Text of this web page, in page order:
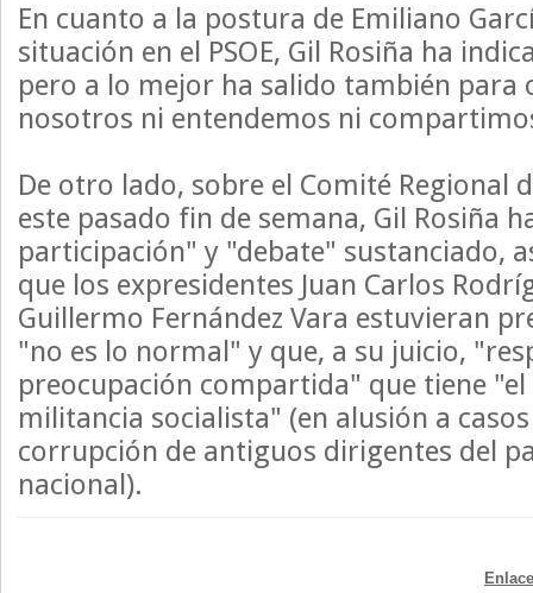
En cuanto a la postura de Emiliano
situación en el PSOE, Gil Rosiña ha
pero a lo mejor ha salido también para
nosotros ni entendemos ni
De otro lado, sobre el Comité Regional
este pasado fin de semana, Gil Rosiña
participación" y "debate" sustanciado,
que los expresidentes Juan Carlos
Guillermo Fernández Vara estuvieran
"no es lo normal" y que, a su juicio,
preocupación compartida" que tiene
militancia socialista" (en alusión a
corrupción de antiguos dirigentes del
nacional).